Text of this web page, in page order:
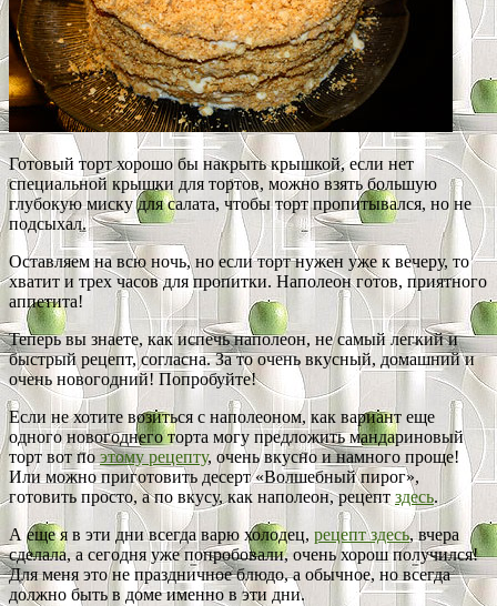
Готовый торт хорошо бы накрыть крышкой, если нет
специальной крышки для тортов, можно взять большую
глубокую миску для салата, чтобы торт пропитывался, но не
подсыхал.
Оставляем на всю ночь, но если торт нужен уже к вечеру, то
хватит и трех часов для пропитки. Наполеон готов, приятного
аппетита!
Теперь вы знаете, как испечь наполеон, не самый легкий и
быстрый рецепт, согласна. За то очень вкусный, домашний и
очень новогодний! Попробуйте!
Если не хотите возиться с наполеоном, как вариант еще
одного новогоднего торта могу предложить мандариновый
торт вот поэтому рецепту, очень вкусно и намного проще!
Или можно приготовить десерт «Волшебный пирог»,
готовить просто, а по вкусу, как наполеон, рецепт здесь.
А еще я в эти дни всегда варю холодец, рецепт здесь, вчера
сделала, а сегодня уже попробовали, очень хорош получился!
Для меня это не праздничное блюдо, а обычное, но всегда
должно быть в доме именно в эти дни.